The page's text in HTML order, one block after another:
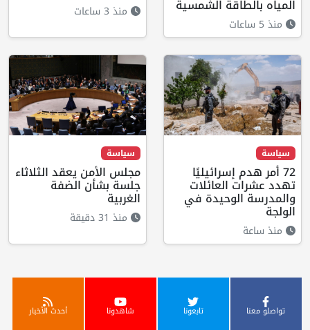
المياه بالطاقة الشمسية
منذ 5 ساعات
منذ 3 ساعات
سياسة
72 أمر هدم إسرائيليًا
تهدد عشرات العائلات
والمدرسة الوحيدة في
الولجة
منذ ساعة
سياسة
مجلس الأمن يعقد الثلاثاء
جلسة بشأن الضفة
الغربية
منذ 31 دقيقة
تواصلو معنا تابعونا شاهدونا أحدث الأخبار